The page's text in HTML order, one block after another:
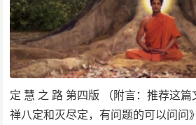
定 慧 之 路 第四版 （附言：推荐这
禅八定和灭尽定，有问题的可以问问